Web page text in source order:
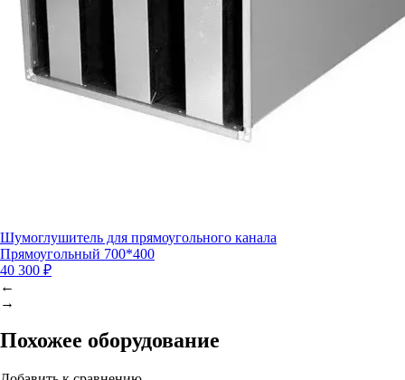
Шумоглушитель для прямоугольного канала
Прямоугольный 700*400
40 300 ₽
←
→
Похожее оборудование